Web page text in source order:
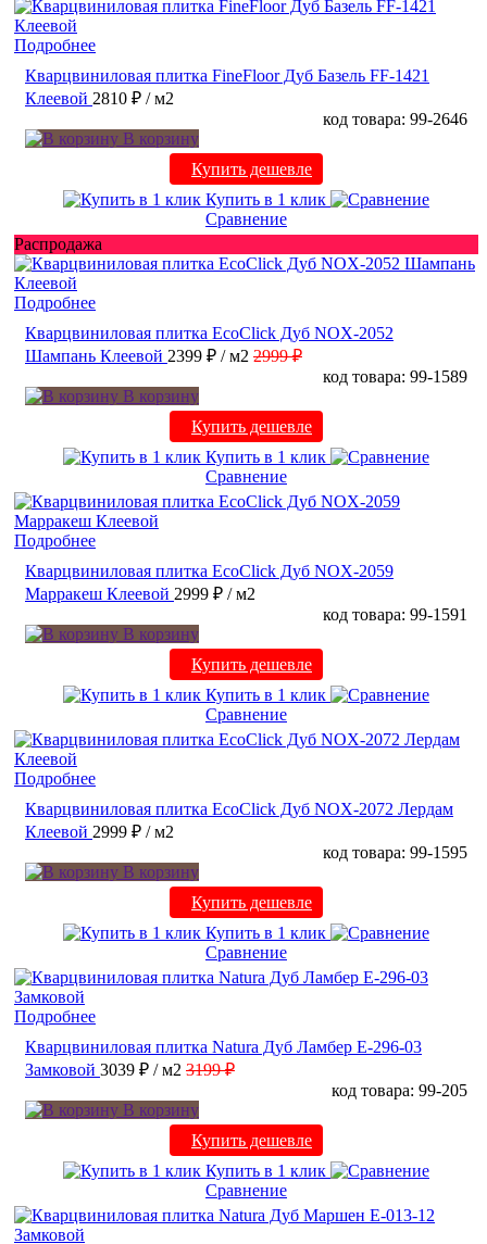
Подробнее
Кварцвиниловая плитка FineFloor Дуб Базель FF-1421
Клеевой 2810 ₽ / м2
код товара: 99-2646
В корзину
Купить дешевле
Купить в 1 клик
Сравнение
Распродажа
Подробнее
Кварцвиниловая плитка EcoClick Дуб NOX-2052
Шампань Клеевой 2399 ₽ / м2 2999 ₽
код товара: 99-1589
В корзину
Купить дешевле
Купить в 1 клик
Сравнение
Подробнее
Кварцвиниловая плитка EcoClick Дуб NOX-2059
Марракеш Клеевой 2999 ₽ / м2
код товара: 99-1591
В корзину
Купить дешевле
Купить в 1 клик
Сравнение
Подробнее
Кварцвиниловая плитка EcoClick Дуб NOX-2072 Лердам
Клеевой 2999 ₽ / м2
код товара: 99-1595
В корзину
Купить дешевле
Купить в 1 клик
Сравнение
Подробнее
Кварцвиниловая плитка Natura Дуб Ламбер E-296-03
Замковой 3039 ₽ / м2 3199 ₽
код товара: 99-205
В корзину
Купить дешевле
Купить в 1 клик
Сравнение